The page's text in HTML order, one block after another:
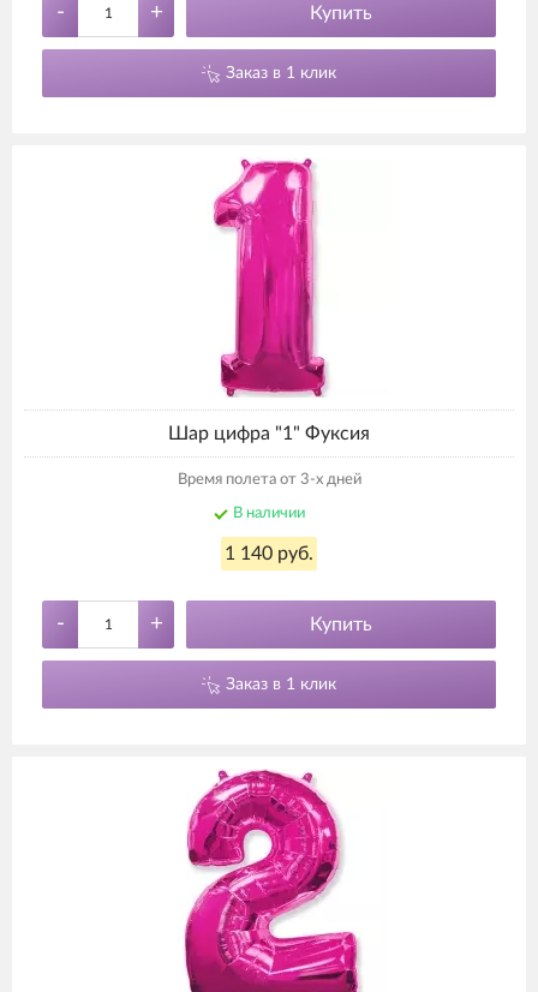
- + Купить
Заказ в 1 клик
Шар цифра "1" Фуксия
Время полета от 3-х дней
В наличии
1 140 руб.
- + Купить
Заказ в 1 клик